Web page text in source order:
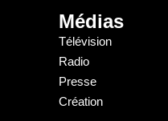
Médias
Télévision
Radio
Presse
Création